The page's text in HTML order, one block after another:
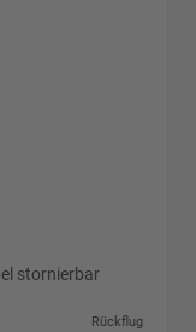
stornierbar
Rückflug